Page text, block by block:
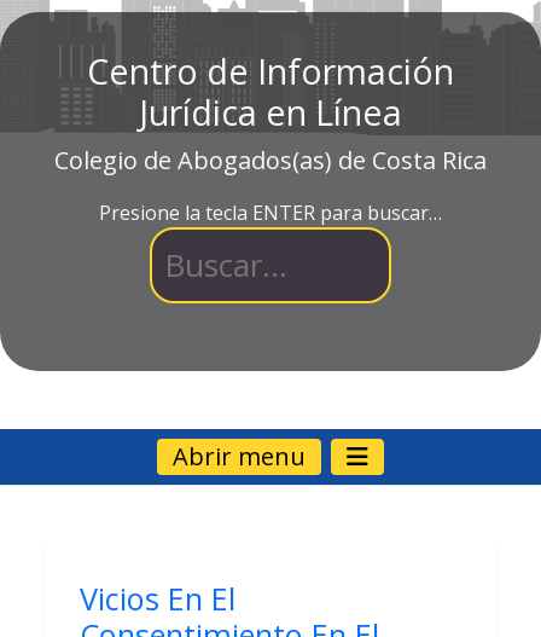
Centro de Información
Jurídica en Línea
Colegio de Abogados(as) de Costa Rica
Presione la tecla ENTER para buscar…
Abrir menu
Vicios En El